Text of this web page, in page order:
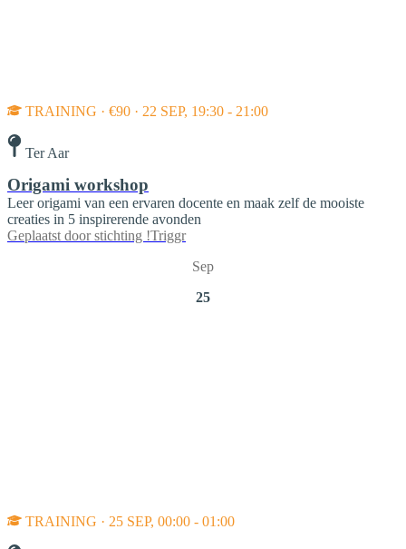
TRAINING · €90 · 22 SEP, 19:30 - 21:00
Ter Aar
Origami workshop
Leer origami van een ervaren docente en maak zelf de mooiste
creaties in 5 inspirerende avonden
Geplaatst door stichting !Triggr
Sep
25
TRAINING · 25 SEP, 00:00 - 01:00